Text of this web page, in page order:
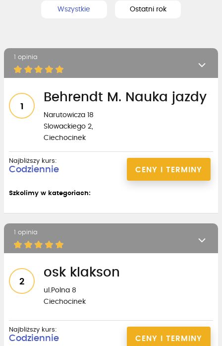
Wszystkie Ostatni rok
1 opinia
1
Behrendt M. Nauka jazdy
Narutowicza 18
Slowackiego 2,
Ciechocinek
CENY I TERMINY
Najbliższy kurs:
Codziennie
Szkolimy w kategoriach:
1 opinia
2
osk klakson
ul.Polna 8
Ciechocinek
CENY I TERMINY
Najbliższy kurs:
Codziennie